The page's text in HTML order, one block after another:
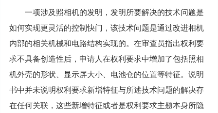
一项涉及照相机的发明，发明所要解决的技术问题是
如何实现更灵活的控制快门，该技术问题是通过改进相机
内部的相关机械和电路结构实现的。在审查员指出权利要
求不具备创造性后，申请人在权利要求中增加了包括照相
机外壳的形状、显示屏大小、电池仓的位置等特征。说明
书中并未说明权利要求新增特征与所述技术问题的解决存
在任何关联，这些新增特征或者是权利要求主题本身所隐